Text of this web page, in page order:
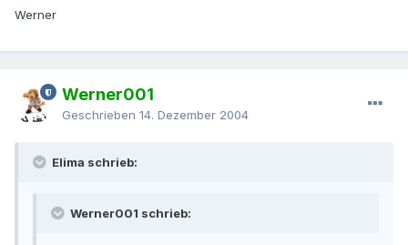
Werner
Werner001
Geschrieben 14. Dezember 2004
Elima schrieb:
Werner001 schrieb: